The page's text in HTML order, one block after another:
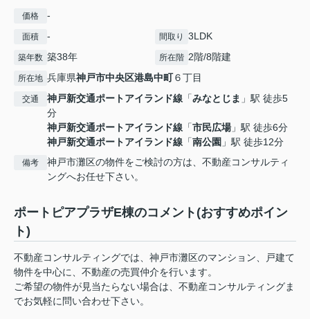
価格 -
面積 - 間取り 3LDK
築年数 築38年 所在階 2階/8階建
所在地 兵庫県神戸市中央区港島中町６丁目
交通 神戸新交通ポートアイランド線 「みなとじま 」駅 徒歩5
分
神戸新交通ポートアイランド線 「市民広場」駅 徒歩6分
神戸新交通ポートアイランド線 「南公園 」駅 徒歩12分
備考
神戸市灘区の物件をご検討の方は、不動産コンサルティ
ングへお任せ下さい。
ポートピアプラザE棟のコメント(おすすめポイン
ト)
不動産コンサルティングでは、神戸市灘区のマンション、戸建て
物件を中心に、不動産の売買仲介を行います。
ご希望の物件が見当たらない場合は、不動産コンサルティングま
でお気軽に問い合わせ下さい。